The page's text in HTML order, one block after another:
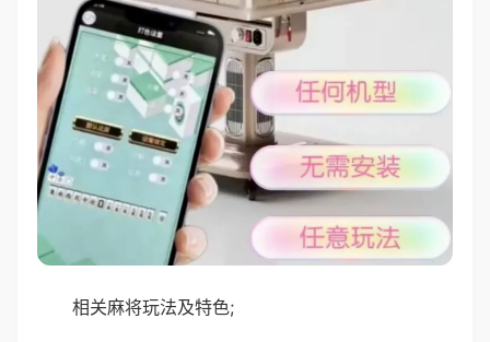
相关麻将玩法及特色;